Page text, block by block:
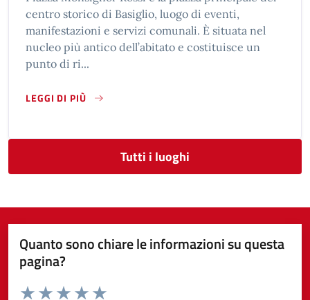
centro storico di Basiglio, luogo di eventi,
manifestazioni e servizi comunali. È situata nel
nucleo più antico dell’abitato e costituisce un
punto di ri...
LEGGI DI PIÙ
SU PIAZZA MONSIGNOR ROSSI, BASIGLIO
Tutti i luoghi
Quanto sono chiare le informazioni su questa
pagina?
Valuta da 1 a 5 stelle la pagina